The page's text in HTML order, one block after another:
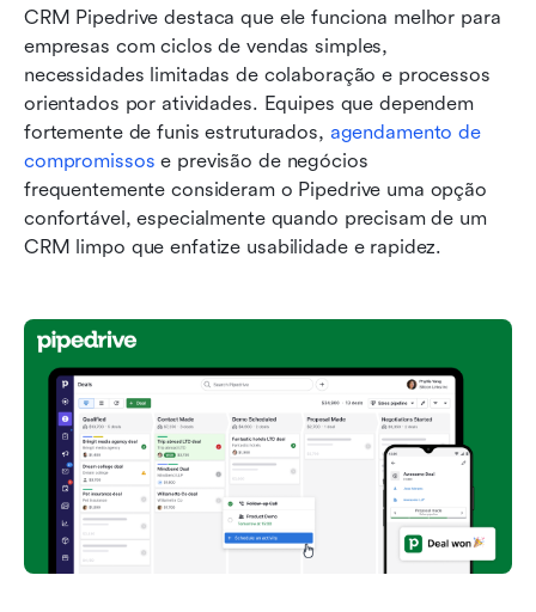
CRM Pipedrive destaca que ele funciona melhor para
empresas com ciclos de vendas simples,
necessidades limitadas de colaboração e processos
orientados por atividades. Equipes que dependem
fortemente de funis estruturados, agendamento de
compromissos e previsão de negócios
frequentemente consideram o Pipedrive uma opção
confortável, especialmente quando precisam de um
CRM limpo que enfatize usabilidade e rapidez.